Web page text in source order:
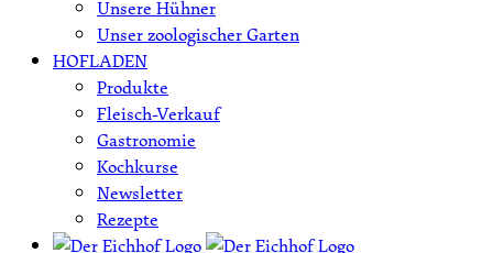
Unsere Hühner
Unser zoologischer Garten
HOFLADEN
Produkte
Fleisch-Verkauf
Gastronomie
Kochkurse
Newsletter
Rezepte